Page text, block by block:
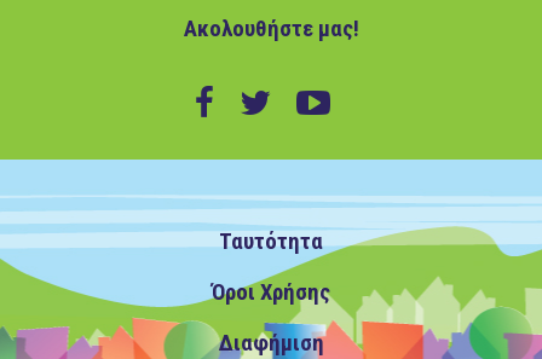
Ακολουθήστε μας!
Ταυτότητα
Όροι Χρήσης
Διαφήμιση